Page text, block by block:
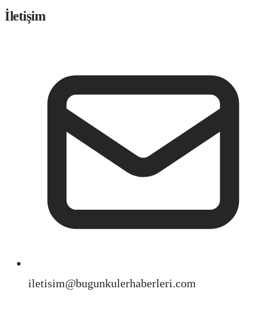
İletişim
iletisim@bugunkulerhaberleri.com